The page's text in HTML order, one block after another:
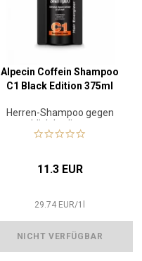
Alpecin Coffein Shampoo
C1 Black Edition 375ml
Herren-Shampoo gegen
erblich bedingten
Haarausfall
11.3 EUR
29.74 EUR/1
NICHT VERFÜGBAR